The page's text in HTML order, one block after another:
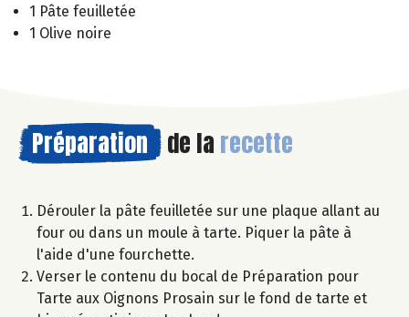
1 Pâte feuilletée
1 Olive noire
Préparation de la recette
Dérouler la pâte feuilletée sur une plaque allant au
four ou dans un moule à tarte. Piquer la pâte à
l'aide d'une fourchette.
Verser le contenu du bocal de Préparation pour
Tarte aux Oignons Prosain sur le fond de tarte et